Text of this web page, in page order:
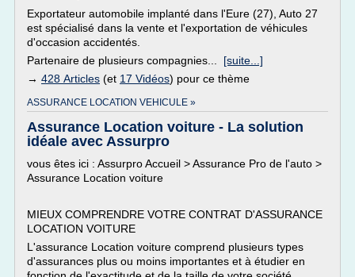
Exportateur automobile implanté dans l'Eure (27), Auto 27
est spécialisé dans la vente et l'exportation de véhicules
d'occasion accidentés.
Partenaire de plusieurs compagnies... [suite...]
→ 428 Articles (et 17 Vidéos) pour ce thème
ASSURANCE LOCATION VEHICULE »
Assurance Location voiture - La solution
idéale avec Assurpro
vous êtes ici : Assurpro Accueil > Assurance Pro de l'auto >
Assurance Location voiture
MIEUX COMPRENDRE VOTRE CONTRAT D'ASSURANCE
LOCATION VOITURE
L'assurance Location voiture comprend plusieurs types
d'assurances plus ou moins importantes et à étudier en